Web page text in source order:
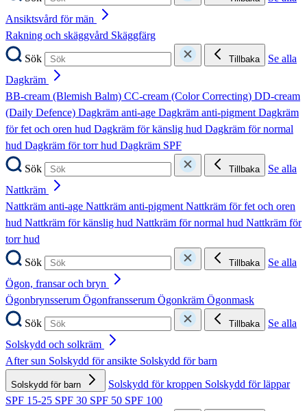
Ansiktsvård för män
Rakning och skäggvård Skäggfärg
Sök
Tillbaka
Se alla
Dagkräm
BB-cream (Blemish Balm) CC-cream (Color Correcting) DD-cream
(Daily Defence) Dagkräm anti-age Dagkräm anti-pigmentDagkräm
för fet och oren hud Dagkräm för känslig hud Dagkräm för normal
hud Dagkräm för torr hud Dagkräm SPF
Sök
Tillbaka
Se alla
Nattkräm
Nattkräm anti-age Nattkräm anti-pigmentNattkräm för fet och oren
hud Nattkräm för känslig hud Nattkräm för normal hud Nattkräm för
torr hud
Sök
Tillbaka
Se alla
Ögon, fransar och bryn
Ögonbrynsserum Ögonfransserum Ögonkräm Ögonmask
Sök
Tillbaka
Se alla
Solskydd och solkräm
After sun Solskydd för ansikte Solskydd för barn
Solskydd för barn Solskydd för kroppen Solskydd för läppar
SPF 15-25 SPF 30 SPF 50 SPF 100